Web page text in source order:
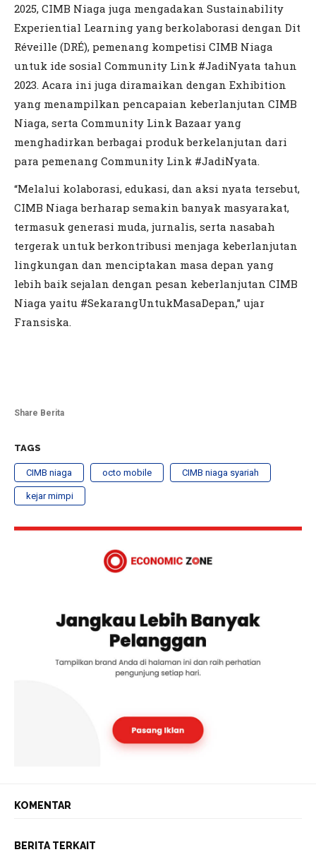
2025, CIMB Niaga juga mengadakan Sustainability
Experiential Learning yang berkolaborasi dengan Dit
Réveille (DRÉ), pemenang kompetisi CIMB Niaga
untuk ide sosial Community Link #JadiNyata tahun
2023. Acara ini juga diramaikan dengan Exhibition
yang menampilkan pencapaian keberlanjutan CIMB
Niaga, serta Community Link Bazaar yang
menghadirkan berbagai produk berkelanjutan dari
para pemenang Community Link #JadiNyata.
“Melalui kolaborasi, edukasi, dan aksi nyata tersebut,
CIMB Niaga berharap semakin banyak masyarakat,
termasuk generasi muda, jurnalis, serta nasabah
tergerak untuk berkontribusi menjaga keberlanjutan
lingkungan dan menciptakan masa depan yang
lebih baik sejalan dengan pesan keberlanjutan CIMB
Niaga yaitu #SekarangUntukMasaDepan,” ujar
Fransiska.
Share Berita
TAGS
CIMB niaga octo mobile CIMB niaga syariah
kejar mimpi
KOMENTAR
BERITA TERKAIT